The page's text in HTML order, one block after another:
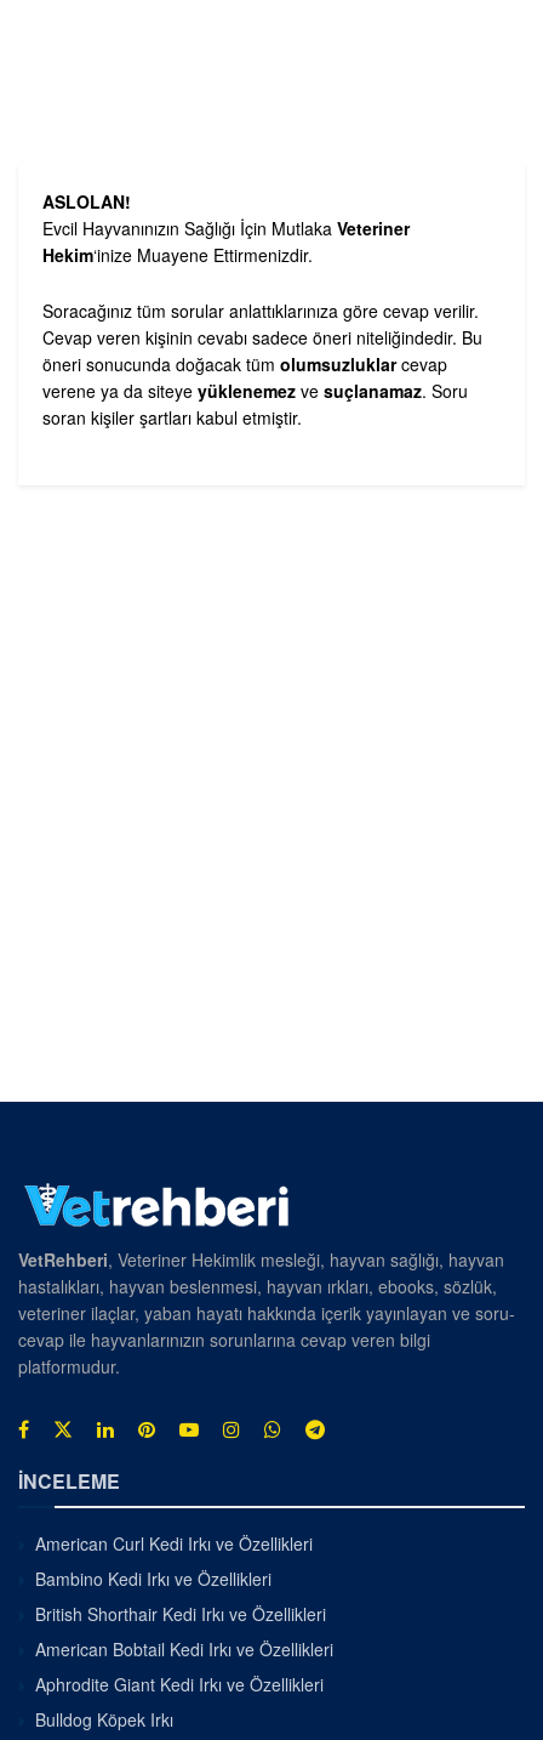
ASLOLAN!
Evcil Hayvanınızın Sağlığı İçin Mutlaka Veteriner
Hekim‘inize Muayene Ettirmenizdir.
Soracağınız tüm sorular anlattıklarınıza göre cevap verilir.
Cevap veren kişinin cevabı sadece öneri niteliğindedir. Bu
öneri sonucunda doğacak tüm olumsuzluklarcevap
verene ya da siteye yüklenemez ve suçlanamaz. Soru
soran kişiler şartları kabul etmiştir.
VetRehberi, Veteriner Hekimlik mesleği, hayvan sağlığı, hayvan
hastalıkları, hayvan beslenmesi, hayvan ırkları, ebooks, sözlük,
veteriner ilaçlar, yaban hayatı hakkında içerik yayınlayan ve soru-
cevap ile hayvanlarınızın sorunlarına cevap veren bilgi
platformudur.
İNCELEME
American Curl Kedi Irkı ve Özellikleri
Bambino Kedi Irkı ve Özellikleri
British Shorthair Kedi Irkı ve Özellikleri
American Bobtail Kedi Irkı ve Özellikleri
Aphrodite Giant Kedi Irkı ve Özellikleri
Bulldog Köpek Irkı